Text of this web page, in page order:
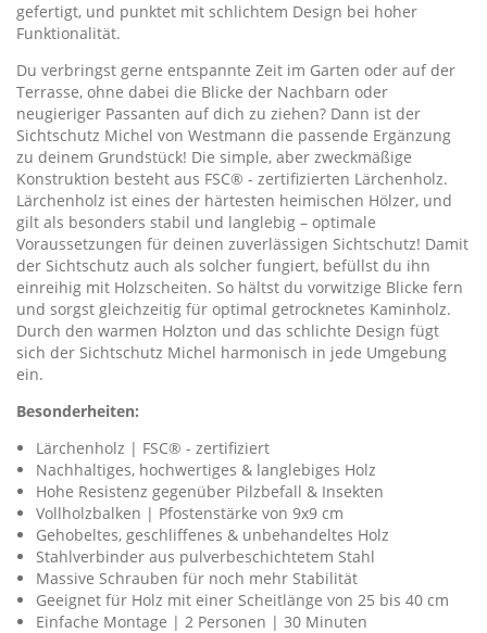
gefertigt, und punktet mit schlichtem Design bei hoher
Funktionalität.
Du verbringst gerne entspannte Zeit im Garten oder auf der
Terrasse, ohne dabei die Blicke der Nachbarn oder
neugieriger Passanten auf dich zu ziehen? Dann ist der
Sichtschutz Michel von Westmann die passende Ergänzung
zu deinem Grundstück! Die simple, aber zweckmäßige
Konstruktion besteht aus FSC® - zertifizierten Lärchenholz.
Lärchenholz ist eines der härtesten heimischen Hölzer, und
gilt als besonders stabil und langlebig – optimale
Voraussetzungen für deinen zuverlässigen Sichtschutz! Damit
der Sichtschutz auch als solcher fungiert, befüllst du ihn
einreihig mit Holzscheiten. So hältst du vorwitzige Blicke fern
und sorgst gleichzeitig für optimal getrocknetes Kaminholz.
Durch den warmen Holzton und das schlichte Design fügt
sich der Sichtschutz Michel harmonisch in jede Umgebung
ein.
Besonderheiten:
Lärchenholz | FSC® - zertifiziert
Nachhaltiges, hochwertiges & langlebiges Holz
Hohe Resistenz gegenüber Pilzbefall & Insekten
Vollholzbalken | Pfostenstärke von 9x9 cm
Gehobeltes, geschliffenes & unbehandeltes Holz
Stahlverbinder aus pulverbeschichtetem Stahl
Massive Schrauben für noch mehr Stabilität
Geeignet für Holz mit einer Scheitlänge von 25 bis 40 cm
Einfache Montage | 2 Personen | 30 Minuten